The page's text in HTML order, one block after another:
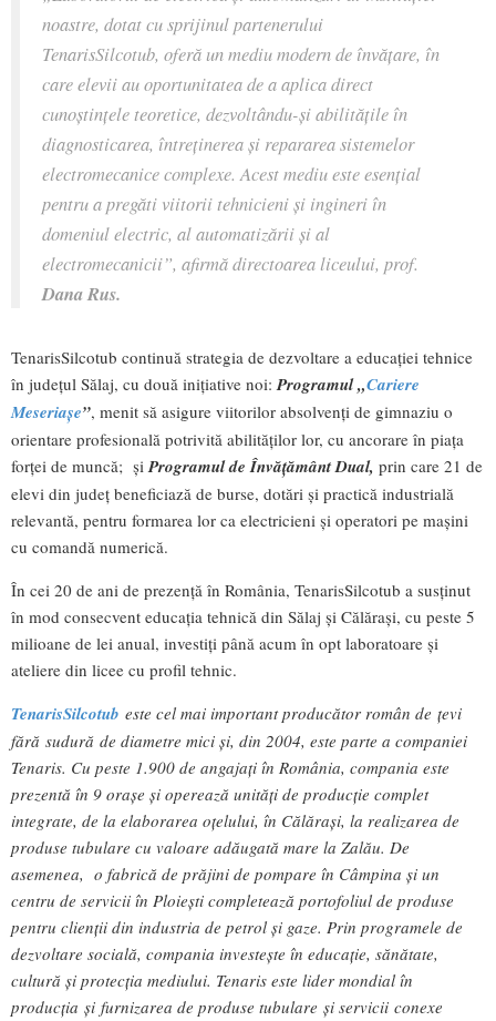
noastre, dotat cu sprijinul partenerului
TenarisSilcotub, oferă un mediu modern de învățare, în
care elevii au oportunitatea de a aplica direct
cunoștințele teoretice, dezvoltându-și abilitățile în
diagnosticarea, întreținerea și repararea sistemelor
electromecanice complexe. Acest mediu este esențial
pentru a pregăti viitorii tehnicieni și ingineri în
domeniul electric, al automatizării și al
electromecanicii”, afirmă directoarea liceului, prof.
Dana Rus.
TenarisSilcotub continuă strategia de dezvoltare a educației tehnice
în județul Sălaj, cu două inițiative noi: Programul „Cariere
Meseriașe”, menit să asigure viitorilor absolvenți de gimnaziu o
orientare profesională potrivită abilităților lor, cu ancorare în piața
forței de muncă; și Programul de Învățământ Dual, prin care 21 de
elevi din județ beneficiază de burse, dotări și practică industrială
relevantă, pentru formarea lor ca electricieni și operatori pe mașini
cu comandă numerică.
În cei 20 de ani de prezență în România, TenarisSilcotub a susținut
în mod consecvent educația tehnică din Sălaj și Călărași, cu peste 5
milioane de lei anual, investiți până acum în opt laboratoare și
ateliere din licee cu profil tehnic.
TenarisSilcotub este cel mai important producător român de țevi
fără sudură de diametre mici și, din 2004, este parte a companiei
Tenaris. Cu peste 1.900 de angajați în România, compania este
prezentă în 9 orașe și operează unități de producție complet
integrate, de la elaborarea oțelului, în Călărași, la realizarea de
produse tubulare cu valoare adăugată mare la Zalău. De
asemenea, o fabrică de prăjini de pompare în Câmpina și un
centru de servicii în Ploiești completează portofoliul de produse
pentru clienții din industria de petrol și gaze. Prin programele de
dezvoltare socială, compania investește în educație, sănătate,
cultură și protecția mediului. Tenaris este lider mondial în
producția și furnizarea de produse tubulare și servicii conexe